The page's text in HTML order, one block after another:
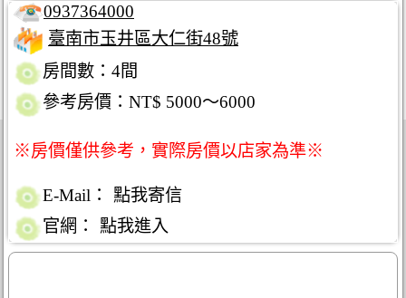
0937364000
臺南市玉井區大仁街48號
房間數：4間
參考房價：NT$ 5000～6000
※房價僅供參考，實際房價以店家為準※
E-Mail：
點我寄信
官網：
點我進入